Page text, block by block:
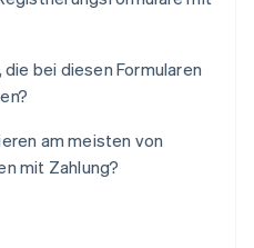
die bei diesen Formularen
am meisten von
mit Zahlung?